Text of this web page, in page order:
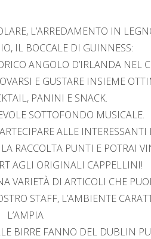
L’ARREDAMENTO IN
IL BOCCALE DI GUINNESS:
ANGOLO D’IRLANDA NEL
E GUSTARE INSIEME
PANINI E SNACK.
SOTTOFONDO MUSICALE.
ALLE
RACCOLTA PUNTI E POTRAI
AGLI ORIGINALI CAPPELLINI!
VARIETÀ DI ARTICOLI CHE
STAFF, L’AMBIENTE
L’AMPIA
BIRRE FANNO DEL DUBLIN